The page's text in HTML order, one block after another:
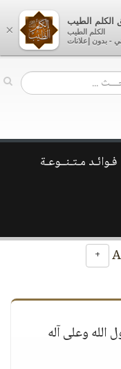
فـوائـد مـتـنــوعـة
+
الله وعلى آله
×
الكلم الطيب
الكلم الطيب
- بدون إعلانات